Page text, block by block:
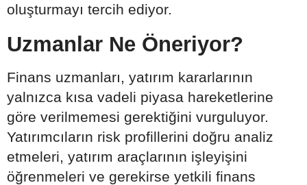
oluşturmayı tercih ediyor.
Uzmanlar Ne Öneriyor?
Finans uzmanları, yatırım kararlarının
yalnızca kısa vadeli piyasa hareketlerine
göre verilmemesi gerektiğini vurguluyor.
Yatırımcıların risk profillerini doğru analiz
etmeleri, yatırım araçlarının işleyişini
öğrenmeleri ve gerekirse yetkili finans